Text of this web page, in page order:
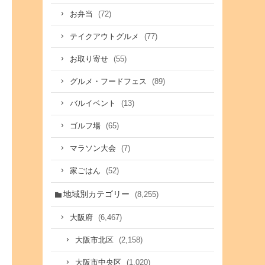
お弁当 (72)
テイクアウトグルメ (77)
お取り寄せ (55)
グルメ・フードフェス (89)
バルイベント (13)
ゴルフ場 (65)
マラソン大会 (7)
家ごはん (52)
地域別カテゴリー (8,255)
大阪府 (6,467)
大阪市北区 (2,158)
大阪市中央区 (1,020)